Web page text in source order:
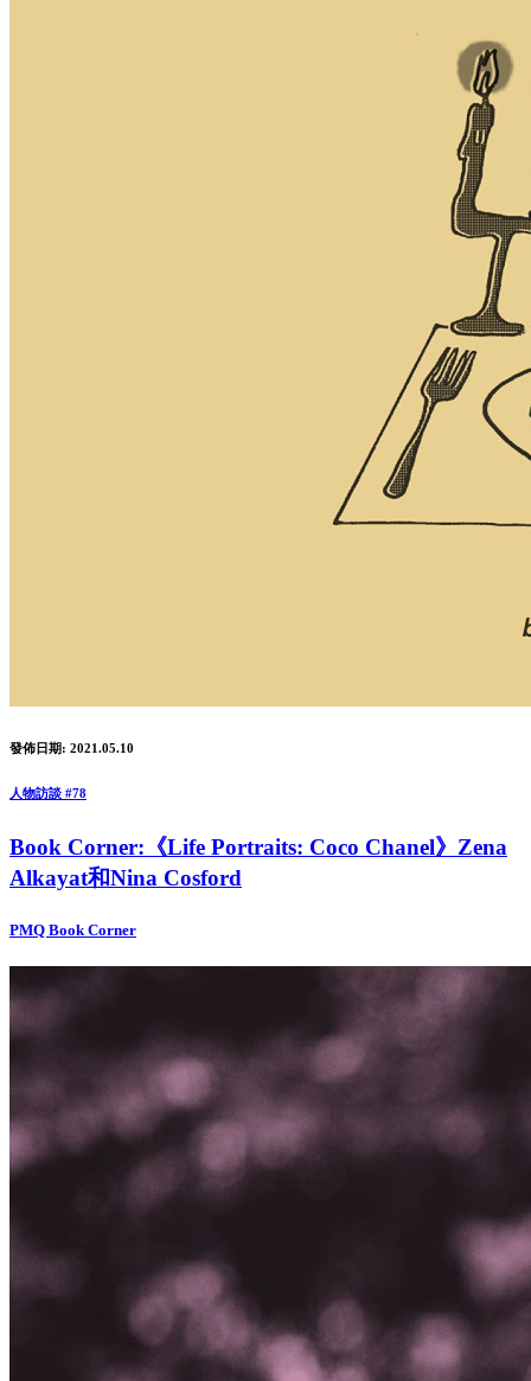
發佈日期: 2021.05.10
人物訪談 #78
Book Corner:《Life Portraits: Coco Chanel》Zena
Alkayat和Nina Cosford
PMQ Book Corner